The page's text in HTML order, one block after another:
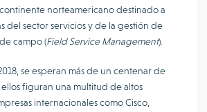
norteamericano destinado a
del sector servicios y de la gestión de
campo (Field Service Management).
se esperan más de un centenar de
figuran una multitud de altos
internacionales como Cisco,